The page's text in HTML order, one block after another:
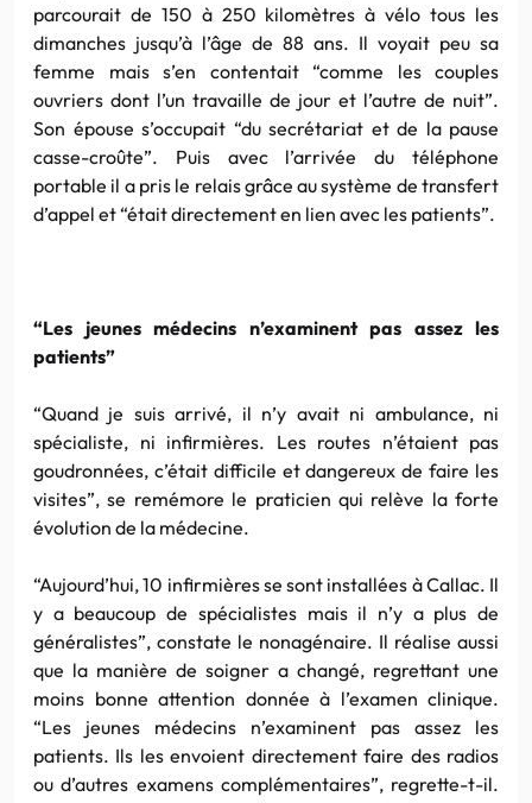
parcourait de 150 à 250 kilomètres à vélo tous les
dimanches jusqu’à l’âge de 88 ans. Il voyait peu sa
femme mais s’en contentait “comme les couples
ouvriers dont l’un travaille de jour et l’autre de nuit”.
Son épouse s’occupait “du secrétariat et de la pause
casse-croûte”. Puis avec l’arrivée du téléphone
portable il a pris le relais grâce au système de transfert
d’appel et “était directement en lien avec les patients”.
“Les jeunes médecins n’examinent pas assez les
patients”
“Quand je suis arrivé, il n’y avait ni ambulance, ni
spécialiste, ni infirmières. Les routes n’étaient pas
goudronnées, c’était difficile et dangereux de faire les
visites”, se remémore le praticien qui relève la forte
évolution de la médecine.
“Aujourd’hui, 10 infirmières se sont installées à Callac. Il
y a beaucoup de spécialistes mais il n’y a plus de
généralistes”, constate le nonagénaire. Il réalise aussi
que la manière de soigner a changé, regrettant une
moins bonne attention donnée à l’examen clinique.
“Les jeunes médecins n’examinent pas assez les
patients. Ils les envoient directement faire des radios
ou d’autres examens complémentaires”, regrette-t-il.